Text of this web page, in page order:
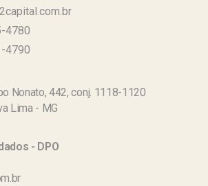
4780
4790
Nonato, 442, conj. 1118-1120
Lima - MG
- DPO